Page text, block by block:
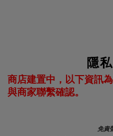
隱
商店建置中，以下資訊
與商家聯繫確認。
免責